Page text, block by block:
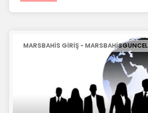
MARSBAHIS GIRIŞ -